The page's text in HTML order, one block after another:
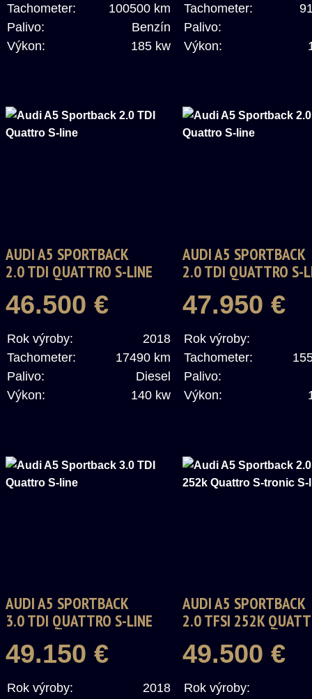
Tachometer:
100500 km
Palivo:
Benzín
Výkon:
185 kw
Tachometer:
Palivo:
Výkon:
AUDI A5 SPORTBACK
2.0 TDI QUATTRO S-LINE
46.500 €
Rok výroby:
2018
Tachometer:
17490 km
Palivo:
Diesel
Výkon:
140 kw
AUDI A5 SPORTBACK
2.0 TDI QUATTRO S-
47.950 €
Rok výroby:
Tachometer:
Palivo:
Výkon:
AUDI A5 SPORTBACK
3.0 TDI QUATTRO S-LINE
49.150 €
Rok výroby:
2018
AUDI A5 SPORTBACK
2.0 TFSI 252K
49.500 €
Rok výroby: